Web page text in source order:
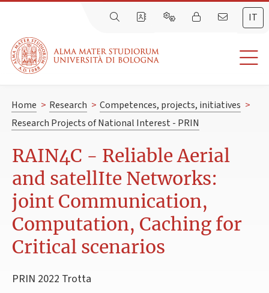
IT
Home > Research > Competences, projects, initiatives >
Research Projects of National Interest - PRIN
RAIN4C - Reliable Aerial
and satellIte Networks:
joint Communication,
Computation, Caching for
Critical scenarios
PRIN 2022 Trotta